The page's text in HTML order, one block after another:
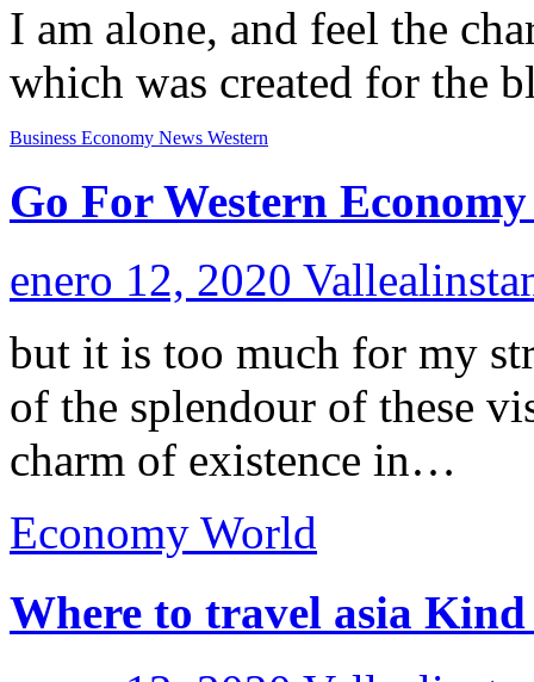
I am alone, and feel the
which was created for the
Business Economy News Western
Go For Western
enero 12, 2020
but it is too much for my
of the splendour of these
charm of existence in…
Economy World
Where to travel asia